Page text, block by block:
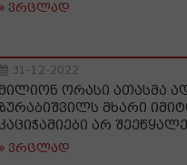
ვრცლად
31-12-2022
მილიონ ორასი ათასმა
ზურაბიშვილს მხარი
კაციჭამიები არ
ვრცლად